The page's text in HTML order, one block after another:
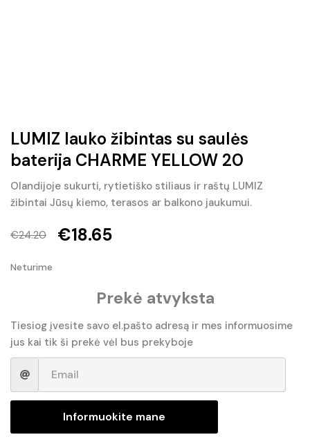
LUMIZ lauko žibintas su saulės
baterija CHARME YELLOW 20
Olandijoje sukurti, rytietiško stiliaus ir raštų LUMIZ
žibintai Jūsų kiemo, terasos ar balkono jaukumui.
€24.20
Original
price
€24.20.
€18.65
Current
price
€18.65.
Neturime
Prekė atvyksta
Tiesiog įvesite savo el.pašto adresą ir mes informuosime
jus kai tik ši prekė vėl bus prekyboje
Informuokite mane